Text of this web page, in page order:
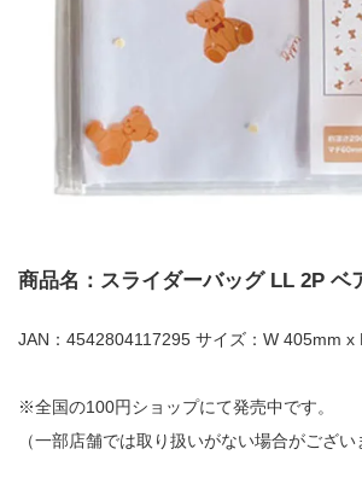
商品名：スライダーバッグ LL 2P ベ
JAN：4542804117295 サイズ：W 405mm x
※全国の100円ショップにて発売中です。
（一部店舗では取り扱いがない場合がござい